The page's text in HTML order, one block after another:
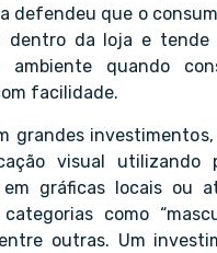
defendeu que o
dentro da loja e tende
ambiente quando
facilidade.
grandes
visual utilizando
em gráficas locais ou
como
outras. Um